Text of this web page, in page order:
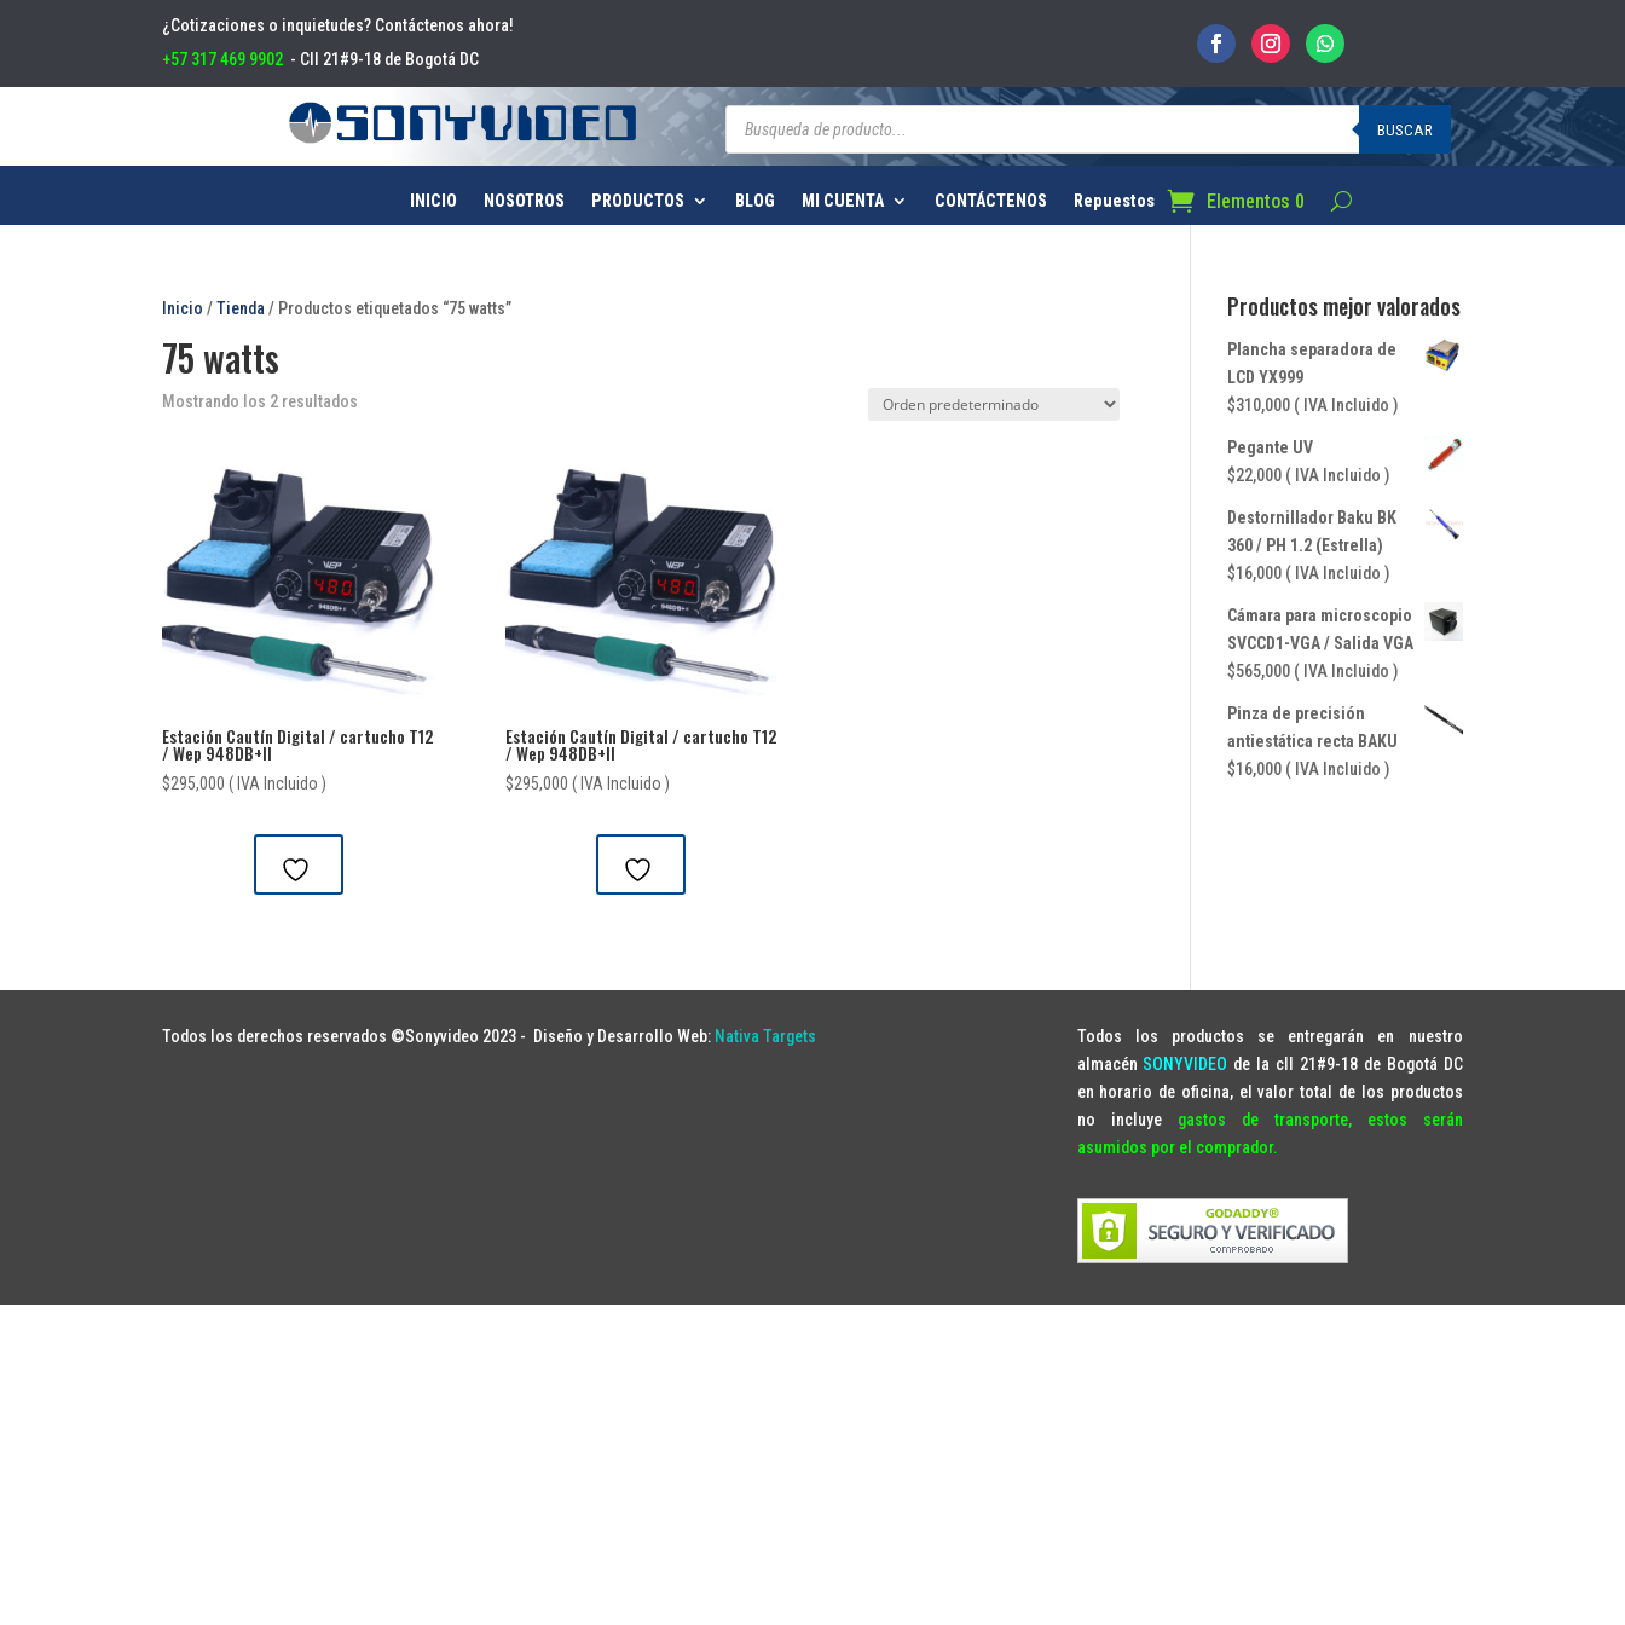
¿Cotizaciones o inquietudes? Contáctenos ahora!
+57 317 469 9902 - Cll 21#9-18 de Bogotá DC
Búsqueda
BUSCAR
INICIO NOSOTROS PRODUCTOS BLOG MI CUENTA CONTÁCTENOS Repuestos Elementos 0
Inicio /Tienda / Productos etiquetados “75 watts”
75 watts
Mostrando los 2 resultados
Estación Cautín Digital / cartucho T12
/ Wep 948DB+II
$295,000 ( IVA Incluido )
Estación Cautín Digital / cartucho T12
/ Wep 948DB+II
$295,000 ( IVA Incluido )
Productos mejor valorados
Plancha separadora de
LCD YX999
$310,000 ( IVA Incluido )
Pegante UV
$22,000 ( IVA Incluido )
Destornillador Baku BK
360 / PH 1.2 (Estrella)
$16,000 ( IVA Incluido )
Cámara para microscopio
SVCCD1-VGA / Salida VGA
$565,000 ( IVA Incluido )
Pinza de precisión
antiestática recta BAKU
$16,000 ( IVA Incluido )
Todos los derechos reservados ©Sonyvideo 2023 - Diseño y Desarrollo Web: Nativa Targets
Todos los productos se entregarán en nuestro
almacén SONYVIDEO de la cll 21#9-18 de Bogotá DC
en horario de oficina, el valor total de los productos
no incluye gastos de transporte, estos serán
asumidos por el comprador.